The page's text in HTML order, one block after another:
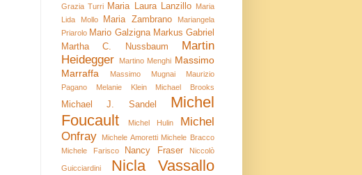
Grazia Turri Maria Laura Lanzillo Maria
Lida Mollo
Maria Zambrano
Mariangela
Priarolo Mario Galzigna Markus Gabriel
Martha C. Nussbaum
Martin
Heidegger
Martino Menghi Massimo
Marraffa
Massimo Mugnai
Maurizio
Pagano
Melanie Klein Michael Brooks
Michael J. Sandel
Michel
Foucault
Michel Hulin
Michel
Onfray
Michele Amoretti Michele Bracco
Michele Farisco
Nancy Fraser Niccolò
Guicciardini Nicla Vassallo